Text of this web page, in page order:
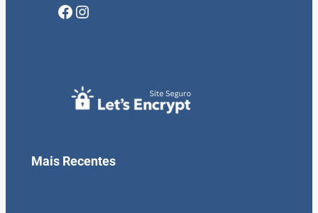
Facebook Instagram
Mais Recentes